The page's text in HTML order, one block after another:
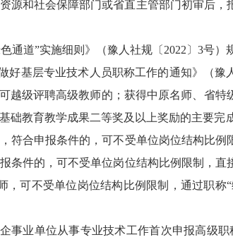
源和社会保障部门或省直主管部门初审后，
通道”实施细则》（豫人社规〔2022〕3号）
好基层专业技术人员职称工作的通知》（豫
越级评聘高级教师的；获得中原名师、省特
础教育教学成果二等奖及以上奖励的主要完
符合申报条件的，可不受单位岗位结构比例
条件的，可不受单位岗位结构比例限制，直
可不受单位岗位结构比例限制，通过职称
事业单位从事专业技术工作首次申报高级